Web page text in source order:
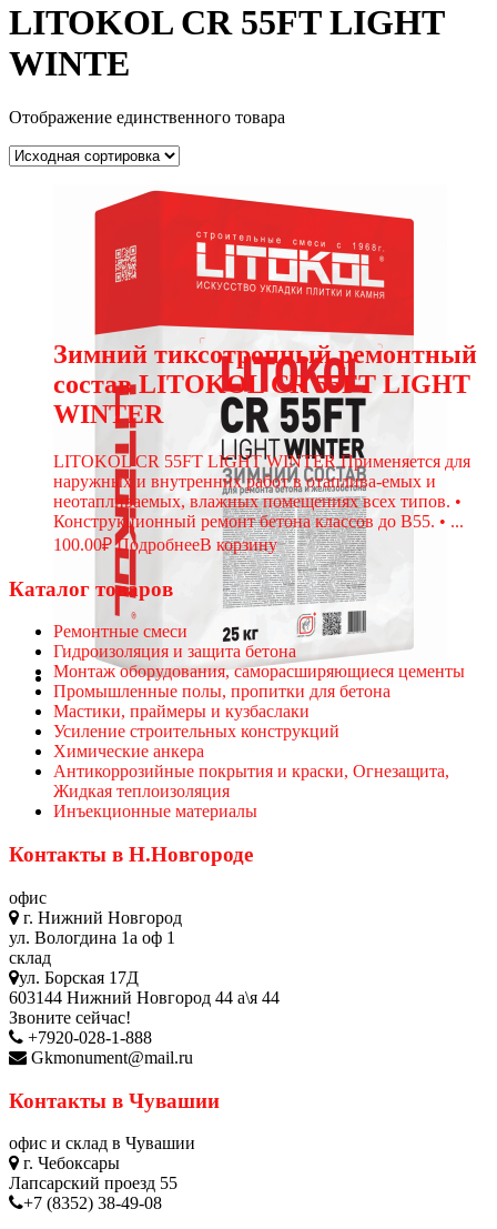
LITOKOL CR 55FT LIGHT
WINTE
Отображение единственного товара
Зимний тиксотропный ремонтный
состав LITOKOL CR 55FT LIGHT
WINTER
LITOKOL CR 55FT LIGHT WINTER Применяется для
наружных и внутренних работ в отаплива-емых и
неотапливаемых, влажных помещениях всех типов. •
Конструкционный ремонт бетона классов до В55. • ...
100.00₽ ПодробнееВ корзину
Каталог товаров
Ремонтные смеси
Гидроизоляция и защита бетона
Монтаж оборудования, саморасширяющиеся цементы
Промышленные полы, пропитки для бетона
Мастики, праймеры и кузбаслаки
Усиление строительных конструкций
Химические анкера
Антикоррозийные покрытия и краски, Огнезащита,
Жидкая теплоизоляция
Инъекционные материалы
Контакты в Н.Новгороде
офис
г. Нижний Новгород
ул. Вологдина 1а оф 1
склад
ул. Борская 17Д
603144 Нижний Новгород 44 а\я 44
Звоните сейчас!
+7920-028-1-888
Gkmonument@mail.ru
Контакты в Чувашии
офис и склад в Чувашии
г. Чебоксары
Лапсарский проезд 55
+7 (8352) 38-49-08